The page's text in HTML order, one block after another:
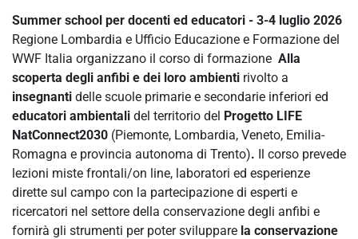
Summer school per docenti ed educatori - 3-4 luglio 2026
Regione Lombardia e Ufficio Educazione e Formazione del
WWF Italia organizzano il corso di formazione Alla
scoperta degli anfibi e dei loro ambienti rivolto a
insegnanti delle scuole primarie e secondarie inferiori ed
educatori ambientali del territorio del Progetto LIFE
NatConnect2030 (Piemonte, Lombardia, Veneto, Emilia-
Romagna e provincia autonoma di Trento). Il corso prevede
lezioni miste frontali/on line, laboratori ed esperienze
dirette sul campo con la partecipazione di esperti e
ricercatori nel settore della conservazione degli anfibi e
fornirà gli strumenti per poter sviluppare la conservazione